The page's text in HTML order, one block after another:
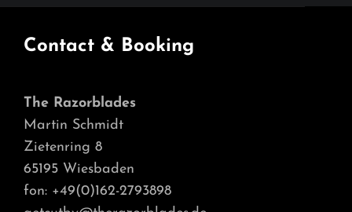
Contact & Booking
The Razorblades
Martin Schmidt
Zietenring 8
65195 Wiesbaden
fon: +49(0)162-2793898